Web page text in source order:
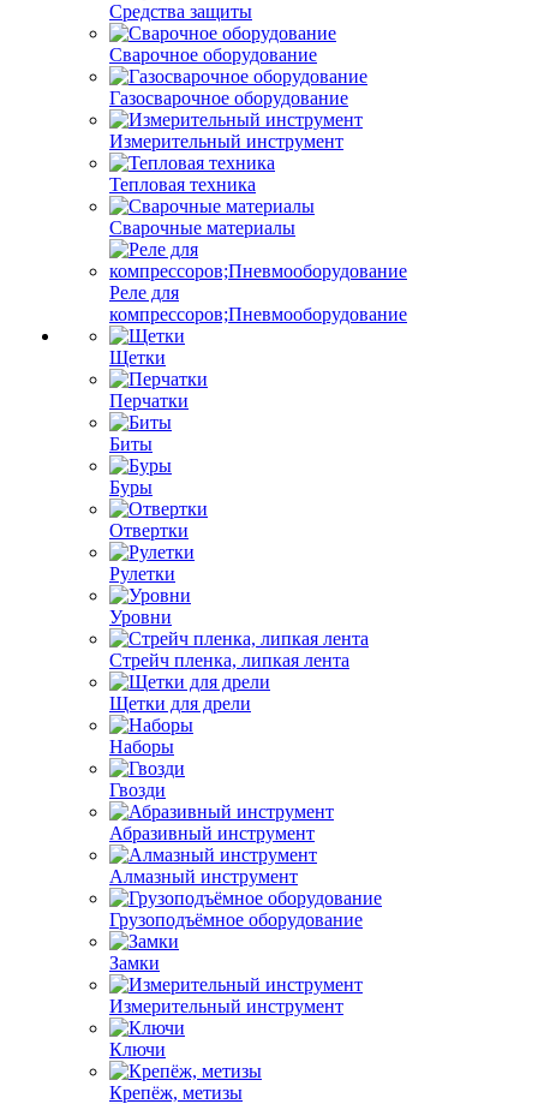
Средства защиты
Сварочное оборудование
Газосварочное оборудование
Измерительный инструмент
Тепловая техника
Сварочные материалы
Реле для
компрессоров;Пневмооборудование
Щетки
Перчатки
Биты
Буры
Отвертки
Рулетки
Уровни
Стрейч пленка, липкая лента
Щетки для дрели
Наборы
Гвозди
Абразивный инструмент
Алмазный инструмент
Грузоподъёмное оборудование
Замки
Измерительный инструмент
Ключи
Крепёж, метизы